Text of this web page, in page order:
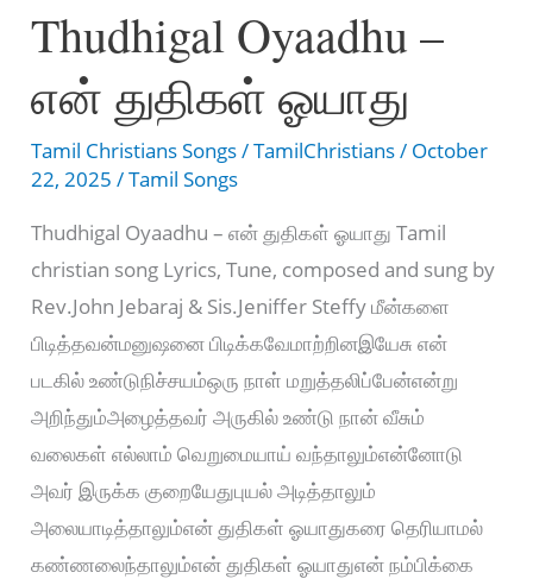
Thudhigal Oyaadhu –
என் துதிகள் ஓயாது
Tamil Christians Songs/TamilChristians/ October
22, 2025/Tamil Songs
Thudhigal Oyaadhu – என் துதிகள் ஓயாது Tamil
christian song Lyrics, Tune, composed and sung by
Rev.John Jebaraj & Sis.Jeniffer Steffy மீன்களை
பிடித்தவன்மனுஷனை பிடிக்கவேமாற்றினஇயேசு என்
படகில் உண்டுநிச்சயம்ஒரு நாள் மறுத்தலிப்பேன்என்று
அறிந்தும்அழைத்தவர் அருகில் உண்டு நான் வீசும்
வலைகள் எல்லாம் வெறுமையாய் வந்தாலும்என்னோடு
அவர் இருக்க குறையேதுபுயல் அடித்தாலும்
அலையாடித்தாலும்என் துதிகள் ஓயாதுகரை தெரியாமல்
கண்ணலைந்தாலும்என் துதிகள் ஓயாதுஎன் நம்பிக்கை